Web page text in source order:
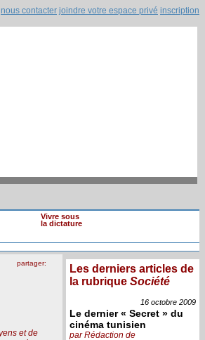
nous contacter joindre votre espace privé inscription
Vivre sous
la dictature
Les derniers articles de
la rubrique Société
16 octobre 2009
Le dernier « Secret » du
cinéma tunisien
par Rédaction de
partager:
et de